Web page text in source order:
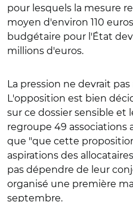
pour lesquels la mesure
moyen d'environ 110
budgétaire pour l'État
millions d'euros.
La pression ne devrait
L'opposition est bien
sur ce dossier sensible et
regroupe 49 associations
que "que cette
aspirations des
pas dépendre de leur
organisé une première
septembre.